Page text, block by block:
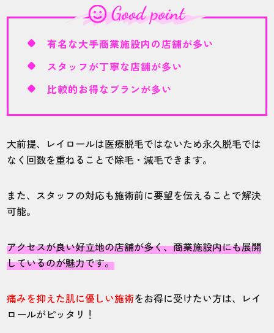
松本店
施術部位
全身
パーツごとや、回数ごとのプランなど豊富
ンを提案していただけて満足です。
30代・TOMAさん
店舗
立川店
施術部位
全身
有名な大手商業施設内の店舗が多い
スタッフが丁寧な店舗が多い
比較的お得なプランが多い
大前提、レイロールは医療脱毛ではないため永久脱毛では
なく回数を重ねることで除毛・減毛できます。
また、スタッフの対応も施術前に要望を伝えることで解決
可能。
アクセスが良い好立地の店舗が多く、商業施設内にも展開
しているのが魅力です。
痛みを抑えた肌に優しい施術をお得に受けたい方は、レイ
ロールがピッタリ！